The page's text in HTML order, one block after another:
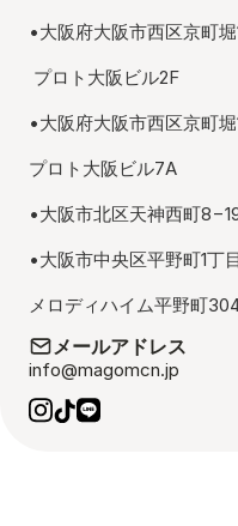
•大阪府大阪市西区京町
プロト大阪ビル2F
•大阪府大阪市西区京町
プロト大阪ビル7A
•大阪市北区天神西町
•大阪市中央区平野町1丁
メロディハイム平野町
メールアドレス
info@magomcn.jp